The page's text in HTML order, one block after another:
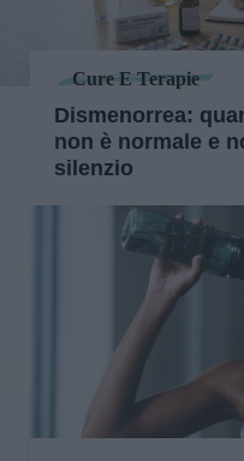
Cure E Terapie
Dismenorrea:
non è normale e
silenzio